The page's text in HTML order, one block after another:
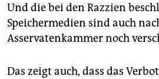
Und die bei den Razzien
Speichermedien sind auch
Asservatenkammer noch
Das zeigt auch, dass das